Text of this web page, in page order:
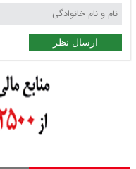
ارسال نظر